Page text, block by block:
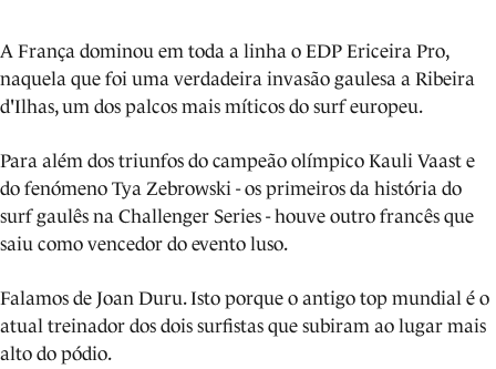
A França dominou em toda a linha o EDP Ericeira Pro,
naquela que foi uma verdadeira invasão gaulesa a Ribeira
d'Ilhas, um dos palcos mais míticos do surf europeu.
Para além dos triunfos do campeão olímpico Kauli Vaast e
do fenómeno Tya Zebrowski - os primeiros da história do
surf gaulês na Challenger Series - houve outro francês que
saiu como vencedor do evento luso.
Falamos de Joan Duru. Isto porque o antigo top mundial é o
atual treinador dos dois surfistas que subiram ao lugar mais
alto do pódio.